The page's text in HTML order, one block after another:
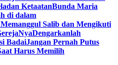
KetaatanBunda Maria
di dalam
Salib dan Mengikuti
Dengarkanlah
BadaiJangan Pernah Putus
Harus Memilih